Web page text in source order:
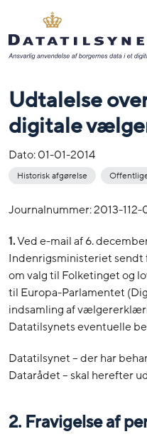
Udtalelse
digitale
Dato:01-01-2014
Historisk afgørelse
Journalnummer: 2013-
1.Ved e-mail af 6.
Indenrigsministeriet
om valg til Folketinget og
til Europa-Parlamentet
indsamling af
Datatilsynets eventuelle
Datatilsynet – der har
Datarådet – skal herefter
2. Fravigelse af